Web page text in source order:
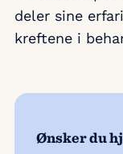
deler sine
kreftene i
Ønsker du